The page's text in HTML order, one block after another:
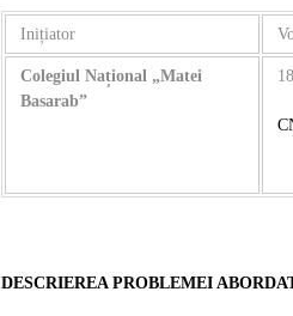
Inițiator
Colegiul Național „Matei
Basarab”
DESCRIEREA PROBLEMEI